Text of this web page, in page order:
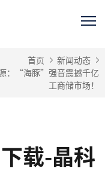
首页
新闻动态
：“海豚”强音震撼千亿
工商储市场！
载-晶科